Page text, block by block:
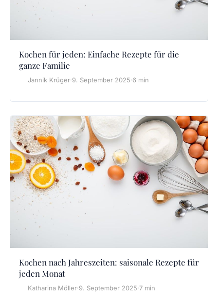
Kochen für jeden: Einfache Rezepte für die
ganze Familie
Jannik Krüger·9. September 2025·6 min
Kochen nach Jahreszeiten: saisonale Rezepte für
jeden Monat
Katharina Möller·9. September 2025·7 min